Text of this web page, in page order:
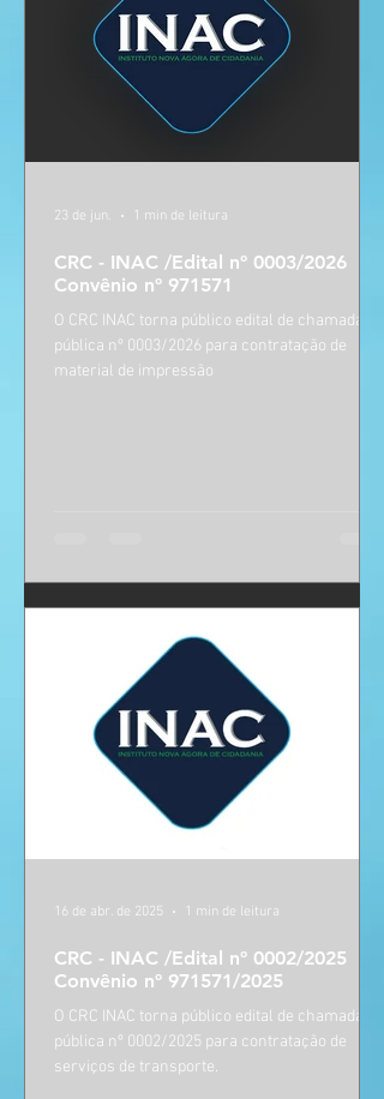
CRC - INAC /Edital nº 0003/2026
Convênio nº 971571
O CRC INAC torna público edital de chamada
pública nº 0003/2026 para contratação de
material de impressão
23 de jun. 1 min de leitura
CRC - INAC /Edital nº 0002/2025
Convênio nº 971571/2025
O CRC INAC torna público edital de chamada
pública nº 0002/2025 para contratação de
serviços de transporte.
16 de abr. de 2025 1 min de leitura